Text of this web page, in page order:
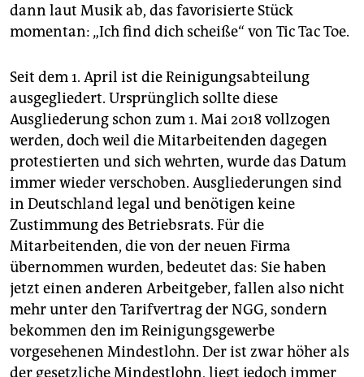
dann laut Musik ab, das favorisierte Stück
momentan: „Ich find dich scheiße“ von Tic Tac Toe.
Seit dem 1. April ist die Reinigungsabteilung
ausgegliedert. Ursprünglich sollte diese
Ausgliederung schon zum 1. Mai 2018 vollzogen
werden, doch weil die Mitarbeitenden dagegen
protestierten und sich wehrten, wurde das Datum
immer wieder verschoben. Ausgliederungen sind
in Deutschland legal und benötigen keine
Zustimmung des Betriebsrats. Für die
Mitarbeitenden, die von der neuen Firma
übernommen wurden, bedeutet das: Sie haben
jetzt einen anderen Arbeitgeber, fallen also nicht
mehr unter den Tarifvertrag der NGG, sondern
bekommen den im Reinigungsgewerbe
vorgesehenen Mindestlohn. Der ist zwar höher als
der gesetzliche Mindestlohn, liegt jedoch immer